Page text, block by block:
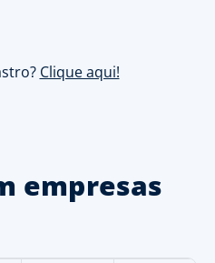
Clique aqui!
empresas